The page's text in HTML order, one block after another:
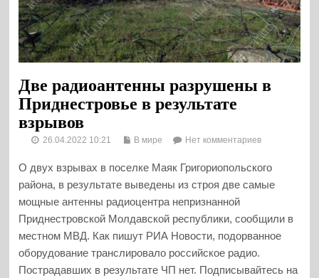
Две радиоантенны разрушены в
Приднестровье в результате
взрывов
26.04.2022 10:21 В мире Нет комментариев
О двух взрывах в поселке Маяк Григориопольского
района, в результате выведены из строя две самые
мощные антенны радиоцентра непризнанной
Приднестровской Молдавской республики, сообщили в
местном МВД. Как пишут РИА Новости, подорванное
оборудование транслировало российское радио.
Пострадавших в результате ЧП нет. Подписывайтесь на